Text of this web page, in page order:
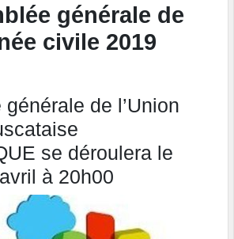
générale de
civile 2019
de l’Union
se déroulera le
à 20h00